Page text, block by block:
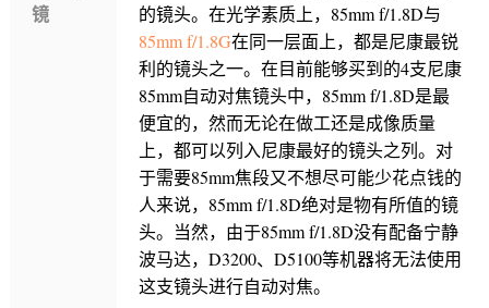
镜
的镜头。在光学素质上，85mm f/1.8D与
85mm f/1.8G在同一层面上，都是尼康最锐
利的镜头之一。在目前能够买到的4支尼康
85mm自动对焦镜头中，85mm f/1.8D是最
便宜的，然而无论在做工还是成像质量
上，都可以列入尼康最好的镜头之列。对
于需要85mm焦段又不想尽可能少花点钱的
人来说，85mm f/1.8D绝对是物有所值的镜
头。当然，由于85mm f/1.8D没有配备宁静
波马达，D3200、D5100等机器将无法使用
这支镜头进行自动对焦。